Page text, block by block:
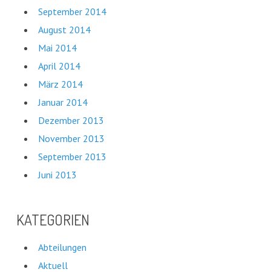
September 2014
August 2014
Mai 2014
April 2014
März 2014
Januar 2014
Dezember 2013
November 2013
September 2013
Juni 2013
KATEGORIEN
Abteilungen
Aktuell